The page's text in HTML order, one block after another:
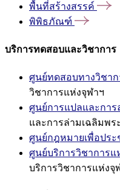
พื้นที่สร้างสรรค์
พิพิธภัณฑ์
บริการทดสอบและวิชาการ
ศูนย์ทดสอบทางวิชาก
วิชาการแห่งจุฬาฯ
ศูนย์การแปลและการ
และการล่ามเฉลิมพร
ศูนย์กฎหมายเพื่อปร
ศูนย์บริการวิชาการ
บริการวิชาการแห่ง